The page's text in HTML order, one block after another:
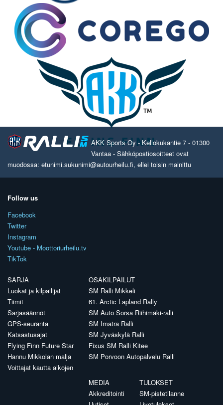
AKK Sports Oy - Kellokukantie 7 - 01300
Vantaa - Sähköpostiosoitteet ovat
muodossa: etunimi.sukunimi@autourheilu.fi, ellei toisin mainittu
Follow us
Facebook
Twitter
Instagram
Youtube - Moottoriurheilu.tv
TikTok
SARJA
Luokat ja kilpailijat
Tiimit
Sarjasäännöt
GPS-seuranta
Katsastusajat
Flying Finn Future Star
Hannu Mikkolan malja
Voittajat kautta aikojen
OSAKILPAILUT
SM Ralli Mikkeli
61. Arctic Lapland Rally
SM Auto Sorsa Riihimäki-ralli
SM Imatra Ralli
SM Jyväskylä Ralli
Fixus SM Ralli Kitee
SM Porvoon Autopalvelu Ralli
MEDIA
Akkreditointi
TULOKSET
SM-pistetilanne